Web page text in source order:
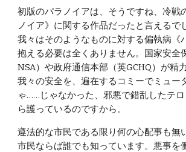
初版のパラノイアは、そうですね、冷戦
ノイア》に関する作品だったと言えるで
我々はそのようなものに対する偏執病《
抱える必要は全くありません。国家安全
NSA）や政府通信本部（英GCHQ）が精
我々の安全を、遍在するコミーでミュー
ゃ……じゃなかった、邪悪で錯乱したテ
ら護っているのですから。
遵法的な市民である限り何の心配事も無
市民ならば誰でも知っています。悪事を